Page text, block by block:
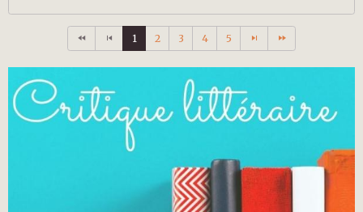
1 2 3 4 5